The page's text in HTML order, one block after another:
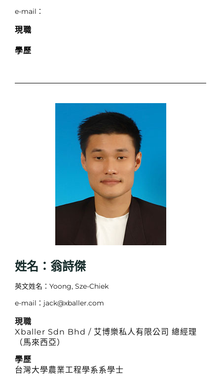
e-mail：
現職
學歷
姓名：翁詩傑
英文姓名：Yoong, Sze-Chiek
e-mail：jack@xballer.com
現職
Xballer Sdn Bhd / 艾博樂私人有限公司 總經理
（馬來西亞）
學歷
台灣大學農業工程學系系學士